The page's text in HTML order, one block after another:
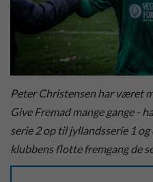
Peter Christensen har været
Give Fremad mange gange -
serie 2 op til jyllandsserie 1
klubbens flotte fremgang de